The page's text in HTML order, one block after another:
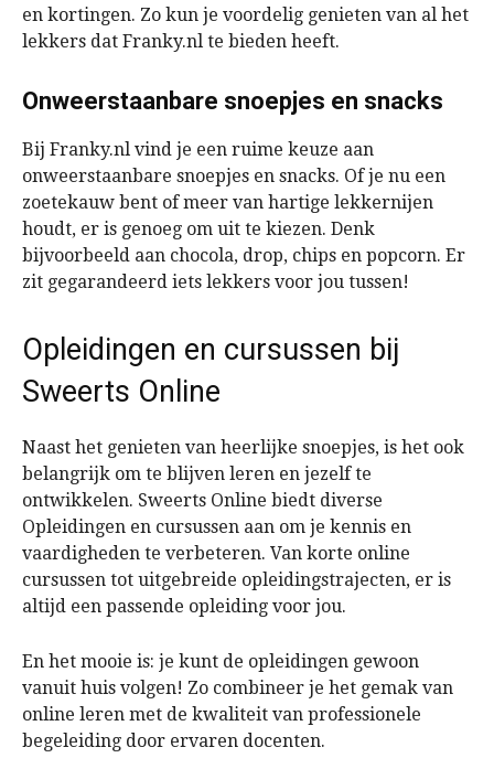
en kortingen. Zo kun je voordelig genieten van al het
lekkers dat Franky.nl te bieden heeft.
Onweerstaanbare snoepjes en snacks
Bij Franky.nl vind je een ruime keuze aan
onweerstaanbare snoepjes en snacks. Of je nu een
zoetekauw bent of meer van hartige lekkernijen
houdt, er is genoeg om uit te kiezen. Denk
bijvoorbeeld aan chocola, drop, chips en popcorn. Er
zit gegarandeerd iets lekkers voor jou tussen!
Opleidingen en cursussen bij
Sweerts Online
Naast het genieten van heerlijke snoepjes, is het ook
belangrijk om te blijven leren en jezelf te
ontwikkelen. Sweerts Online biedt diverse
Opleidingen en cursussen aan om je kennis en
vaardigheden te verbeteren. Van korte online
cursussen tot uitgebreide opleidingstrajecten, er is
altijd een passende opleiding voor jou.
En het mooie is: je kunt de opleidingen gewoon
vanuit huis volgen! Zo combineer je het gemak van
online leren met de kwaliteit van professionele
begeleiding door ervaren docenten.